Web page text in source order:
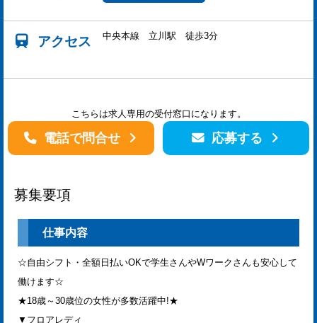
アクセス 中央本線 立川駅 徒歩3分
こちらは求人専用の受付窓口になります。
電話で問合せ 応募する
募集要項
仕事内容
☆自由シフト・全額日払いOKで学生さんやWワークさんも安心して
働けます☆
★18歳～30歳位の女性が多数活躍中!★
▼フロアレディ